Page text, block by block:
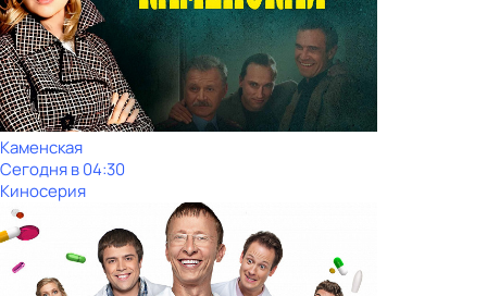
Каменская
Сегодня в 04:30
Киносерия